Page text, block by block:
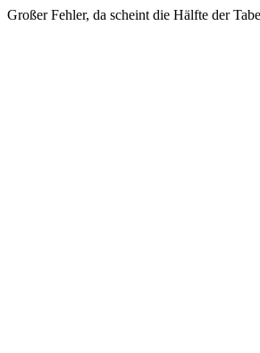
Großer Fehler, da scheint die Hälfte der